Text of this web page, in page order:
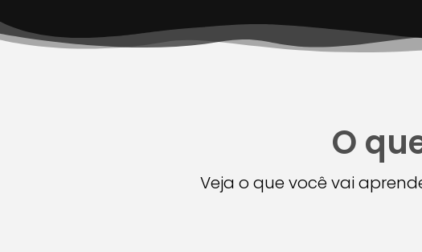
O
Veja o que você vai